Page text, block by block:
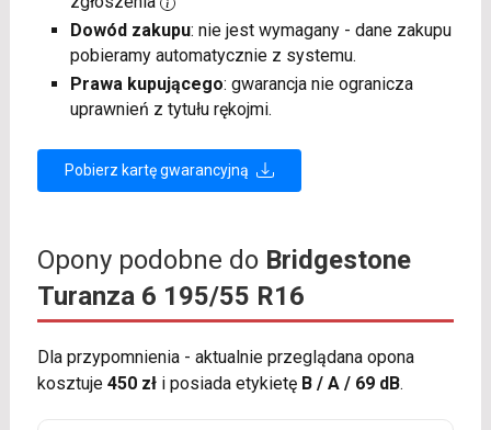
Dowód zakupu: nie jest wymagany - dane zakupu
pobieramy automatycznie z systemu.
Prawa kupującego: gwarancja nie ogranicza
uprawnień z tytułu rękojmi.
Pobierz kartę gwarancyjną
Opony podobne do Bridgestone
Turanza 6 195/55 R16
Dla przypomnienia - aktualnie przeglądana opona
kosztuje 450 złi posiada etykietę B / A / 69 dB.